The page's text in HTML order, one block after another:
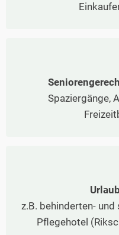
Spaziergänge,
z.B. behinderten-
Pflegehotel